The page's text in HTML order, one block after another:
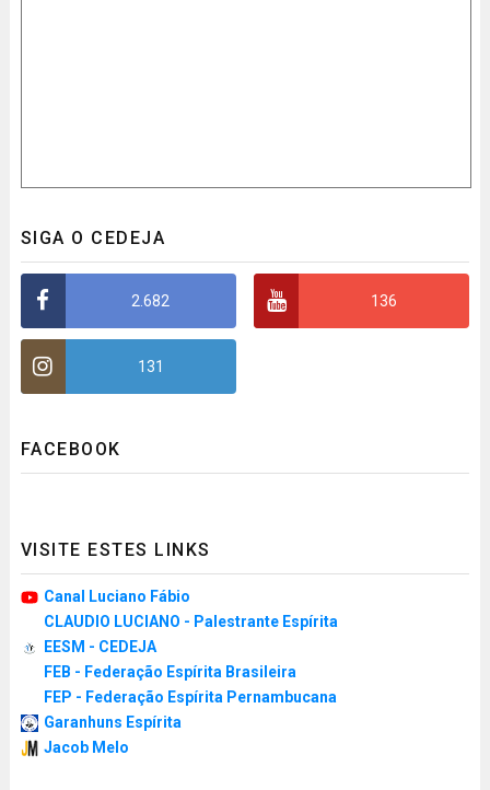
SIGA O CEDEJA
2.682 136
131
FACEBOOK
VISITE ESTES LINKS
Canal Luciano Fábio
CLAUDIO LUCIANO - Palestrante Espírita
EESM - CEDEJA
FEB - Federação Espírita Brasileira
FEP - Federação Espírita Pernambucana
Garanhuns Espírita
Jacob Melo